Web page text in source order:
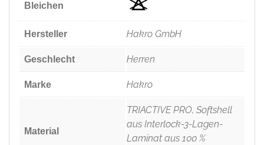
Bleichen
Hersteller Hakro GmbH
Geschlecht Herren
Marke Hakro
Material
TRIACTIVE PRO, Softshell
aus Interlock-3-Lagen-
Laminat aus 100 %